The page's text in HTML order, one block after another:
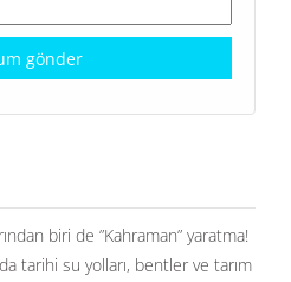
biri de ”Kahraman” yaratma!
tarihi su yolları, bentler ve tarım